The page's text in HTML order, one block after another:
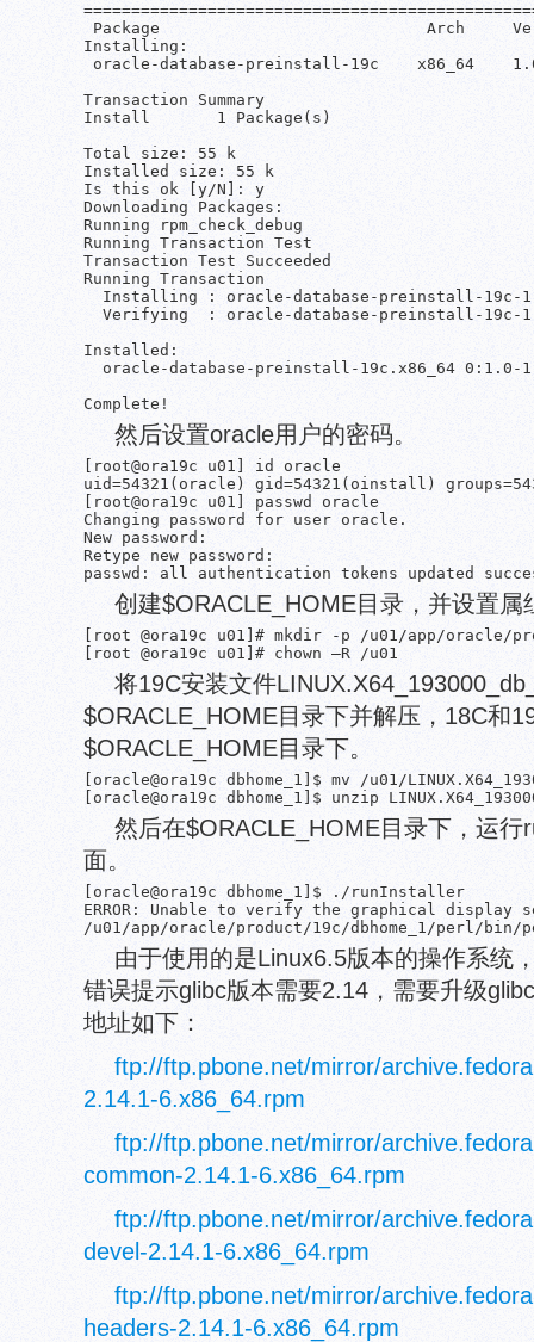
Package                            Arch
Installing:
oracle-database-preinstall-19c    x86_64
Transaction Summary
Install       1 Package(s)
Total size: 55 k
Installed size: 55 k
Is this ok [y/N]: y
Downloading Packages:
Running rpm_check_debug
Running Transaction Test
Transaction Test Succeeded
Running Transaction
Installing : oracle-database-preinstall-
Verifying  : oracle-database-preinstall-
Installed:
oracle-database-preinstall-19c.x86_64 0:1.0-
然后设置oracle用户的密码。
[root@ora19c u01] id oracle
uid=54321(oracle) gid=54321(oinstall)
[root@ora19c u01] passwd oracle
Changing password for user oracle.
New password:
Retype new password:
创建$ORACLE_HOME目录，并设置属
[root @ora19c u01]# mkdir -p /u01/app/oracle/
将19C安装文件
$ORACLE_HOME目录下并解压，18C和
$ORACLE_HOME目录下。
[oracle@ora19c dbhome_1]$ mv /u01/
然后在$ORACLE_HOME目录下，运
面。
[oracle@ora19c dbhome_1]$ ./runInstaller
ERROR: Unable to verify the graphical
由于使用的是Linux6.5版本的操作系统
错误提示glibc版本需要2.14，需要升级
地址如下：
ftp://ftp.pbone.net/mirror/
2.14.1-6.x86_64.rpm
ftp://ftp.pbone.net/mirror/
common-2.14.1-6.x86_64.rpm
ftp://ftp.pbone.net/mirror/
devel-2.14.1-6.x86_64.rpm
ftp://ftp.pbone.net/mirror/
headers-2.14.1-6.x86_64.rpm